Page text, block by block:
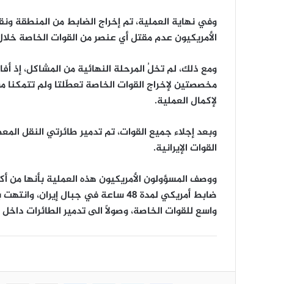
وفي نهاية العملية، تم إخراج الضابط من المنطقة
الأمريكيون عدم مقتل أي عنصر من القوات الخاصة
ومع ذلك، لم تخلُ المرحلة النهائية من المشاكل، إذ
مخصصتين لإخراج القوات الخاصة تعطّلتا ولم تتمكنا
لإكمال العملية.
القوات الإيرانية.
ووصف المسؤولون الأمريكيون هذه العملية بأنها من
ضابط أمريكي لمدة 48 ساعة في جبال
واسع للقوات الخاصة، وصولاً الى تدمير الطائرات داخل